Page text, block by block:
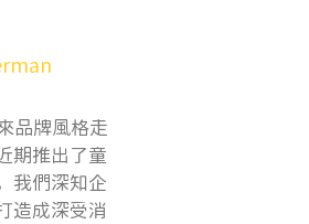
品牌風格走
期推出了童
我們深知企
造成深受消